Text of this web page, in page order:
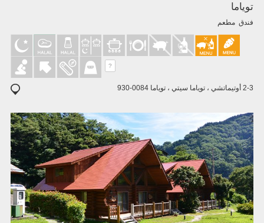
توياما
فندق مطعم
?
2-3 أوتيماتشي ، توياما سيتي ، توياما 0084-930